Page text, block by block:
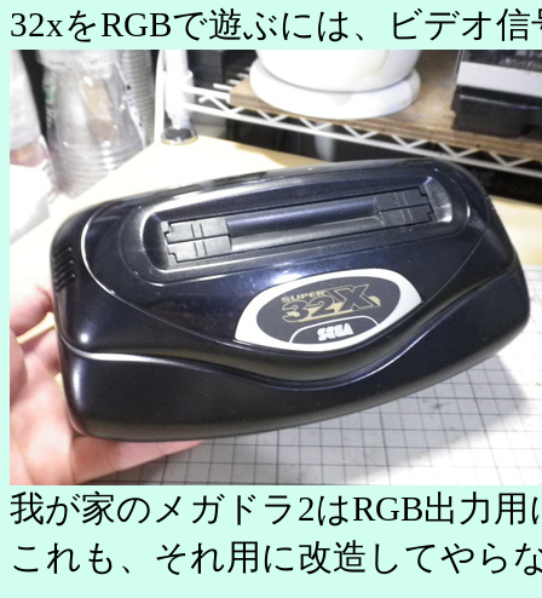
32xをRGBで遊ぶには、ビデオ
我が家のメガドラ2はRGB出力
これも、それ用に改造してやら